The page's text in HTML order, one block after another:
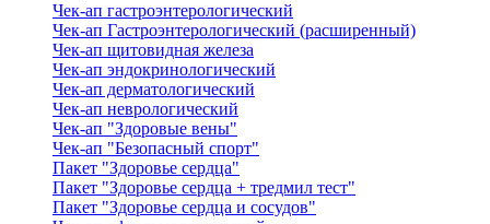
Чек-ап гастроэнтерологический
Чек-ап Гастроэнтерологический (расширенный)
Чек-ап щитовидная железа
Чек-ап эндокринологический
Чек-ап дерматологический
Чек-ап неврологический
Чек-ап "Здоровые вены"
Чек-ап "Безопасный спорт"
Пакет "Здоровье сердца"
Пакет "Здоровье сердца + тредмил тест"
Пакет "Здоровье сердца и сосудов"